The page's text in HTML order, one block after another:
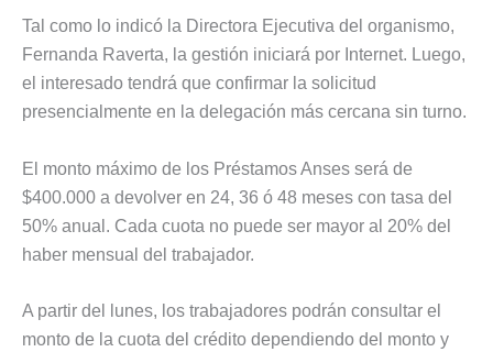
Tal como lo indicó la Directora Ejecutiva del organismo,
Fernanda Raverta, la gestión iniciará por Internet. Luego,
el interesado tendrá que confirmar la solicitud
presencialmente en la delegación más cercana sin turno.
El monto máximo de los Préstamos Anses será de
$400.000 a devolver en 24, 36 ó 48 meses con tasa del
50% anual. Cada cuota no puede ser mayor al 20% del
haber mensual del trabajador.
A partir del lunes, los trabajadores podrán consultar el
monto de la cuota del crédito dependiendo del monto y